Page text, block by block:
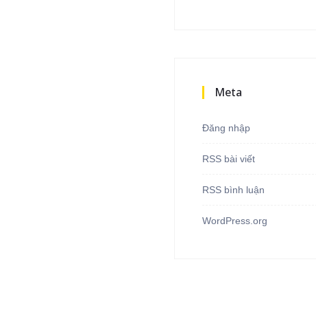
Meta
Đăng nhập
RSS bài viết
RSS bình luận
WordPress.org